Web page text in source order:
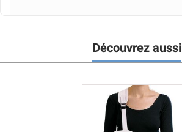
Découvrez aussi